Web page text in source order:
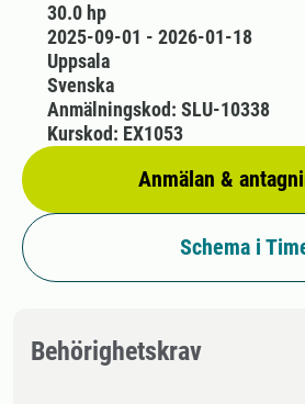
30.0 hp
2025-09-01 - 2026-01-18
Uppsala
Svenska
Anmälan &
Anmälningskod: SLU-10338
Kurskod: EX1053
Schema i
Behörighetskrav